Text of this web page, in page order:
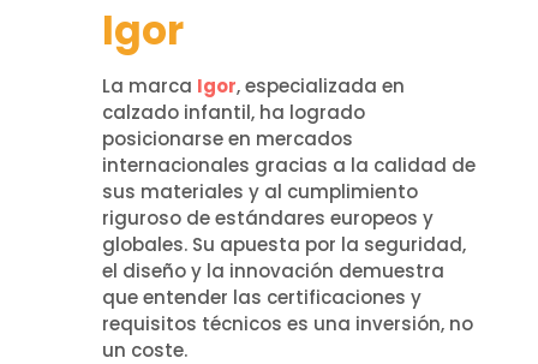
Igor
La marca Igor, especializada en
calzado infantil, ha logrado
posicionarse en mercados
internacionales gracias a la calidad de
sus materiales y al cumplimiento
riguroso de estándares europeos y
globales. Su apuesta por la seguridad,
el diseño y la innovación demuestra
que entender las certificaciones y
requisitos técnicos es una inversión, no
un coste.